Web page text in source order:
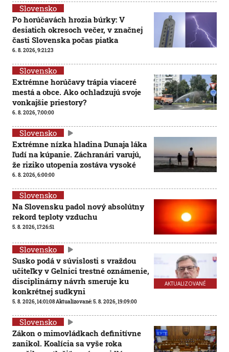
Slovensko
Po horúčavách hrozia búrky: V
desiatich okresoch večer, v značnej
časti Slovenska počas piatka
6. 8. 2026, 9:21:23
Slovensko
Extrémne horúčavy trápia viaceré
mestá a obce. Ako ochladzujú svoje
vonkajšie priestory?
6. 8. 2026, 7:00:00
Slovensko
Extrémne nízka hladina Dunaja láka
ľudí na kúpanie. Záchranári varujú,
že riziko utopenia zostáva vysoké
6. 8. 2026, 6:00:00
Slovensko
Na Slovensku padol nový absolútny
rekord teploty vzduchu
5. 8. 2026, 17:26:51
AKTUALIZOVANÉ
Slovensko
Susko podá v súvislosti s vraždou
učiteľky v Gelnici trestné oznámenie,
disciplinárny návrh smeruje ku
konkrétnej sudkyni
5. 8. 2026, 14:01:08Aktualizované:5. 8. 2026, 19:09:00
Slovensko
Zákon o mimovládkach definitívne
zanikol. Koalícia sa vyše roka